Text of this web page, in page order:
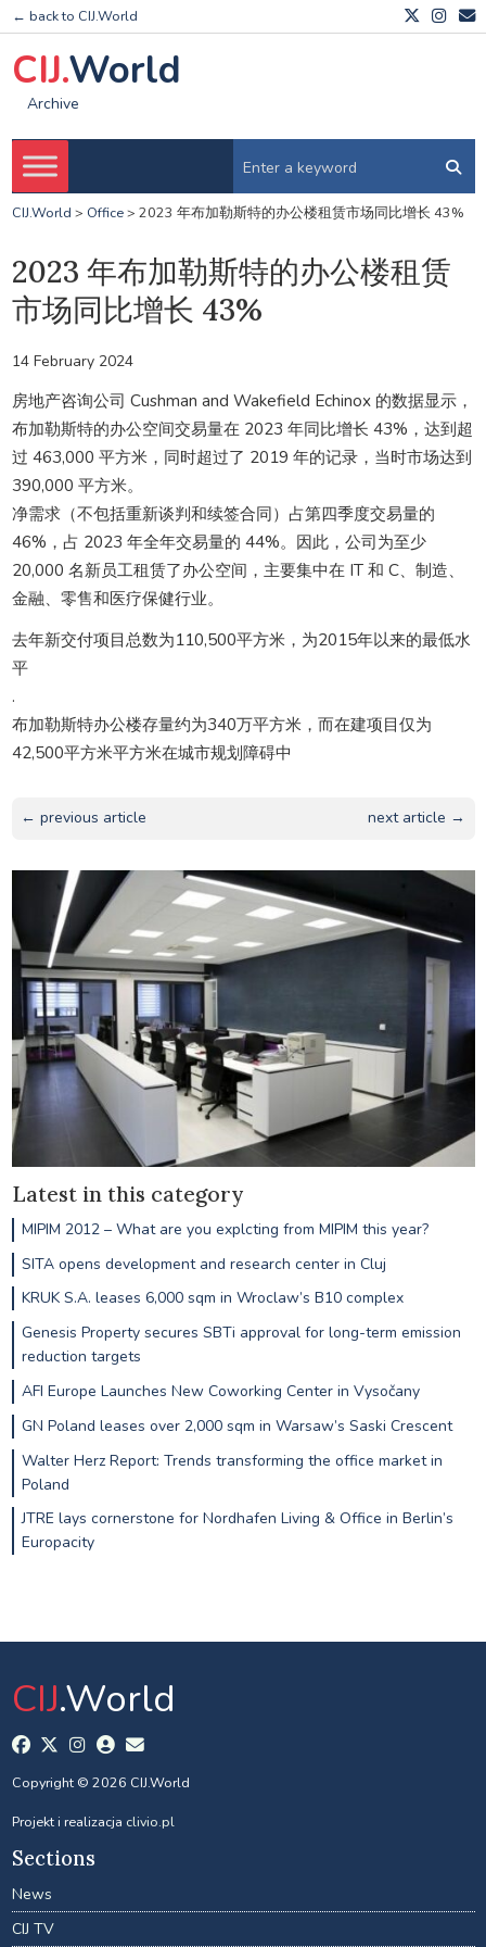
← back to CIJ.World
CIJ.World
Archive
CIJ.World > Office> 2023 年布加勒斯特的办公楼租赁市场同比增长 43%
2023 年布加勒斯特的办公楼租赁
市场同比增长 43%
14 February 2024
房地产咨询公司 Cushman and Wakefield Echinox 的数据显示，
布加勒斯特的办公空间交易量在 2023 年同比增长 43%，达到超
过 463,000 平方米，同时超过了 2019 年的记录，当时市场达到
390,000 平方米。
净需求（不包括重新谈判和续签合同）占第四季度交易量的
46%，占 2023 年全年交易量的 44%。因此，公司为至少
20,000 名新员工租赁了办公空间，主要集中在 IT 和 C、制造、
金融、零售和医疗保健行业。
去年新交付项目总数为110,500平方米，为2015年以来的最低水
平
.
布加勒斯特办公楼存量约为340万平方米，而在建项目仅为
42,500平方米平方米在城市规划障碍中
← previous article next article →
Latest in this category
MIPIM 2012 – What are you explcting from MIPIM this year?
SITA opens development and research center in Cluj
KRUK S.A. leases 6,000 sqm in Wroclaw’s B10 complex
Genesis Property secures SBTi approval for long-term emission
reduction targets
AFI Europe Launches New Coworking Center in Vysočany
GN Poland leases over 2,000 sqm in Warsaw’s Saski Crescent
Walter Herz Report: Trends transforming the office market in
Poland
JTRE lays cornerstone for Nordhafen Living & Office in Berlin’s
Europacity
CIJ.World
Copyright © 2026 CIJ.World
Projekt i realizacja clivio.pl
Sections
News
CIJ TV